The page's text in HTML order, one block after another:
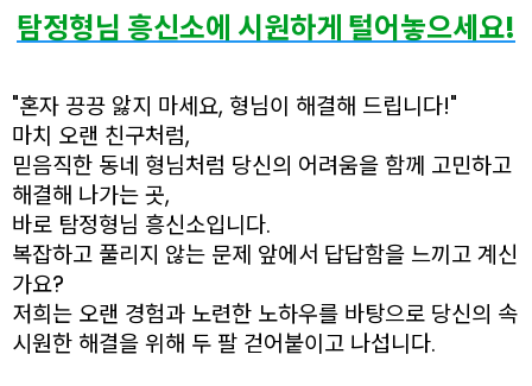
탐정형님 흥신소에 시원하게 털어놓으세요!
"혼자 끙끙 앓지 마세요, 형님이 해결해 드립니다!"
마치 오랜 친구처럼,
믿음직한 동네 형님처럼 당신의 어려움을 함께 고민하고
해결해 나가는 곳,
바로 탐정형님 흥신소입니다.
복잡하고 풀리지 않는 문제 앞에서 답답함을 느끼고 계신
가요?
저희는 오랜 경험과 노련한 노하우를 바탕으로 당신의 속
시원한 해결을 위해 두 팔 걷어붙이고 나섭니다.